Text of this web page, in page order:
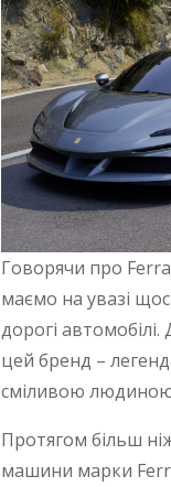
Говорячи про
маємо на увазі
дорогі
цей бренд –
сміливою
Протягом більш
машини марки